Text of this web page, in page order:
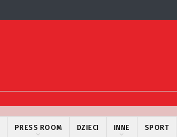
PRESS ROOM DZIECI INNE SPORT